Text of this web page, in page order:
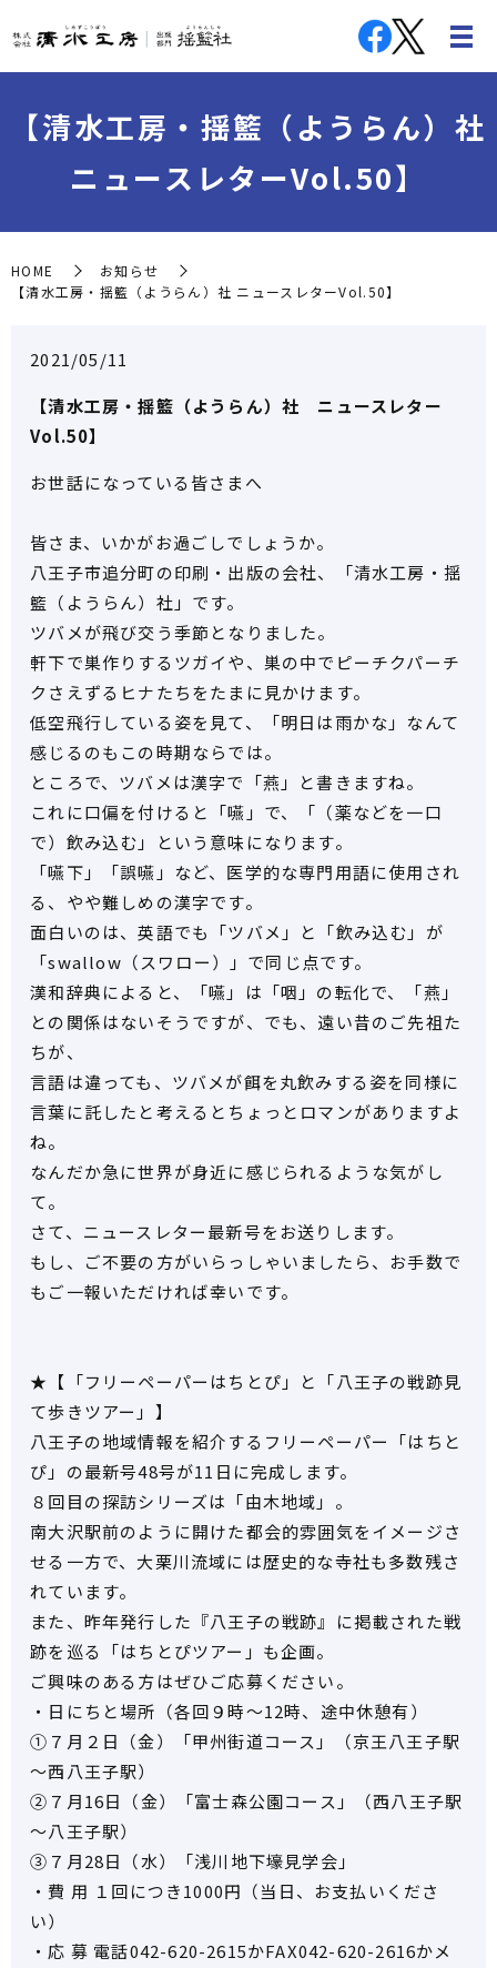
【清水工房・揺籃（ようらん）社
ニュースレターVol.50】
HOME
お知らせ
【清水工房・揺籃（ようらん）社 ニュースレターVol.50】
2021/05/11
【清水工房・揺籃（ようらん）社 ニュースレター
Vol.50】
お世話になっている皆さまへ
皆さま、いかがお過ごしでしょうか。
八王子市追分町の印刷・出版の会社、「清水工房・揺
籃（ようらん）社」です。
ツバメが飛び交う季節となりました。
軒下で巣作りするツガイや、巣の中でピーチクパーチ
クさえずるヒナたちをたまに見かけます。
低空飛行している姿を見て、「明日は雨かな」なんて
感じるのもこの時期ならでは。
ところで、ツバメは漢字で「燕」と書きますね。
これに口偏を付けると「嚥」で、「（薬などを一口
で）飲み込む」という意味になります。
「嚥下」「誤嚥」など、医学的な専門用語に使用され
る、やや難しめの漢字です。
面白いのは、英語でも「ツバメ」と「飲み込む」が
「swallow（スワロー）」で同じ点です。
漢和辞典によると、「嚥」は「咽」の転化で、「燕」
との関係はないそうですが、でも、遠い昔のご先祖た
ちが、
言語は違っても、ツバメが餌を丸飲みする姿を同様に
言葉に託したと考えるとちょっとロマンがありますよ
ね。
なんだか急に世界が身近に感じられるような気がし
て。
さて、ニュースレター最新号をお送りします。
もし、ご不要の方がいらっしゃいましたら、お手数で
もご一報いただければ幸いです。
★【「フリーペーパーはちとぴ」と「八王子の戦跡見
て歩きツアー」】
八王子の地域情報を紹介するフリーペーパー「はちと
ぴ」の最新号48号が11日に完成します。
８回目の探訪シリーズは「由木地域」。
南大沢駅前のように開けた都会的雰囲気をイメージさ
せる一方で、大栗川流域には歴史的な寺社も多数残さ
れています。
また、昨年発行した『八王子の戦跡』に掲載された戦
跡を巡る「はちとぴツアー」も企画。
ご興味のある方はぜひご応募ください。
・日にちと場所（各回９時～12時、途中休憩有）
①７月２日（金）「甲州街道コース」（京王八王子駅
～西八王子駅）
②７月16日（金）「富士森公園コース」（西八王子駅
～八王子駅）
③７月28日（水）「浅川地下壕見学会」
・費 用 １回につき1000円（当日、お支払いくださ
い）
・応 募 電話042-620-2615かFAX042-620-2616かメ